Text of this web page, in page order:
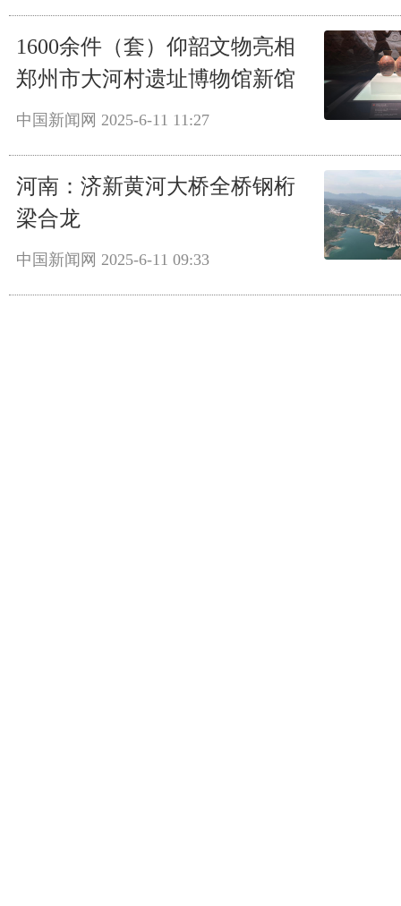
1600余件（套）仰韶文物亮相
郑州市大河村遗址博物馆新馆
中国新闻网 2025-6-11 11:27
河南：济新黄河大桥全桥钢桁
梁合龙
中国新闻网 2025-6-11 09:33